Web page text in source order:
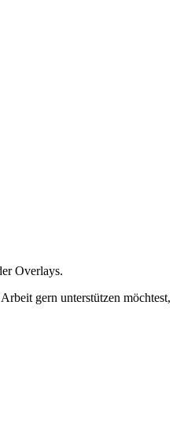
Overlays.
gern unterstützen möchtest,